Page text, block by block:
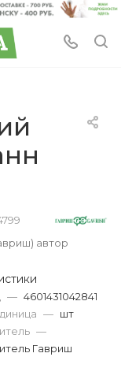
автор
— 4601431042841
— шт
—
Гавриш